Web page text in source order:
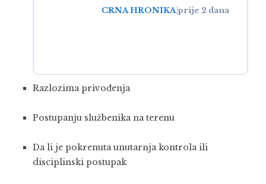
CRNA HRONIKAprije 2 dana
Razlozima privođenja
Postupanju službenika na terenu
Da li je pokrenuta unutarnja kontrola ili
disciplinski postupak